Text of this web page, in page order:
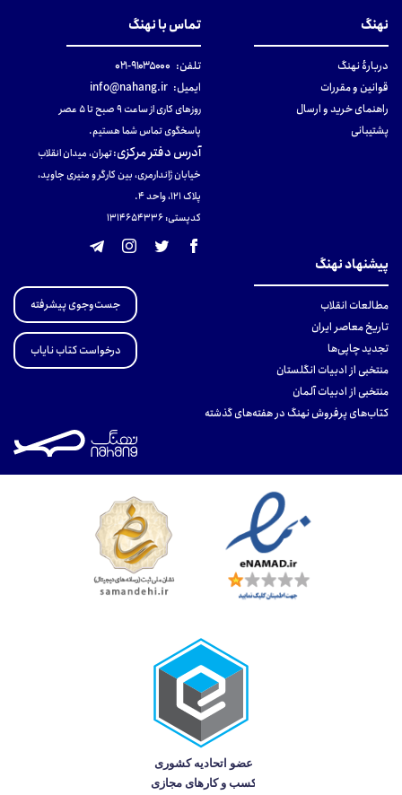
نهنگ
دربارهٔ نهنگ
قوانین و مقررات
راهنمای خرید و ارسال
پشتیبانی
تماس با نهنگ
تلفن: ۹۱۰۳۵۰۰۰-۰۲۱
ایمیل: info@nahang.ir
روزهای کاری از ساعت ۹ صبح تا ۵ عصر
پاسخگوی تماس شما هستیم.
آدرس دفتر مرکزی:تهران، میدان انقلاب
خیابان ژاندارمری، بین کارگر و منیری جاوید،
پلاک 121، واحد ۴.
کدپستی: 131465433۶
پیشنهاد نهنگ
مطالعات انقلاب
تاریخ معاصر ایران
تجدید چاپی‌ها
منتخبی از ادبیات انگلستان
منتخبی از ادبیات آلمان
کتاب‌های پرفروش نهنگ در هفته‌های گذشته
جست‌وجوی پیشرفته
درخواست کتاب نایاب